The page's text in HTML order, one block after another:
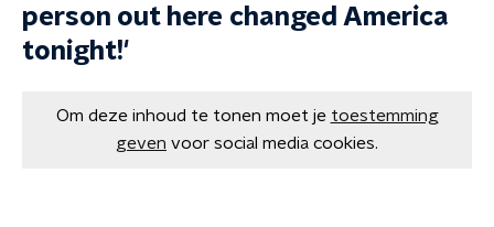
person out here changed America
tonight!'
Om deze inhoud te tonen moet je toestemming
geven voor social media cookies.